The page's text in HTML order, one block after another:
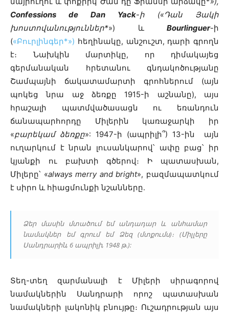
Confessions de Dan Yack-ի («Դան Յակի
խոստովանություններ*») և Bourlinguer-ի
(«Բուրլինգեր*») հեղինակը, անշուշտ, դարի գրողն
է։ Նախկին մարտիկը, որ դիմակայեց
գերմանական հրետանու գնդակոծությանը
Շամպայնի ճակատամարտի գրոհներում (այն
պոկեց նրա աջ ձեռքը 1915-ի աշնանը), այս
հրաշալի պատմվածասացն ու եռանդուն
ճանապարհորդը Միլերին կառաջարկի իր
«բարեկամ ձեռքը»: 1947-ի (ապրիլի՞) 13-ին այն
ուղարկում է նրան լուսանկարով՝ ափը բաց՝ իր
կյանքի ու բախտի գծերով։ Ի պատասխան,
Միլերը՝ «always merry and bright», բազմապատկում
է սիրո և հիացմունքի նշանները.
Ձեր մասին մտածում եմ անդադար և անհամար
նամակներ եմ գրում եմ Ձեզ (մտքումս)։ (Միլլերը
Սանդրարին, 6 ապրիլի, 1948 թ.):
Տեղ-տեղ զարմանալի է Միլերի սիրագորով
նամակներին Սանդրարի որոշ պատասխան
նամակների լակոնիկ բնույթը։ Ուշադրության այս